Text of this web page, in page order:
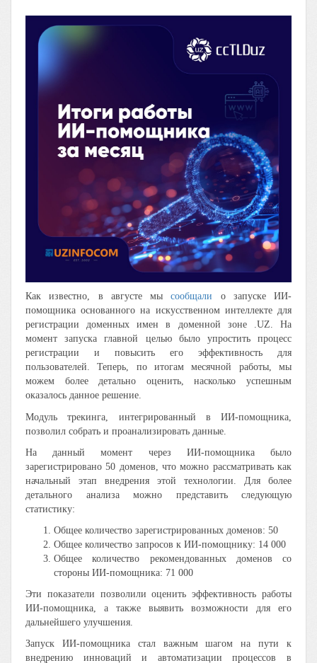
Как известно, в августе мысообщали о запуске ИИ-
помощника основанного на искусственном интеллекте для
регистрации доменных имен в доменной зоне .UZ. На
момент запуска главной целью было упростить процесс
регистрации и повысить его эффективность для
пользователей. Теперь, по итогам месячной работы, мы
можем более детально оценить, насколько успешным
оказалось данное решение.
Модуль трекинга, интегрированный в ИИ-помощника,
позволил собрать и проанализировать данные.
На данный момент через ИИ-помощника было
зарегистрировано 50 доменов, что можно рассматривать как
начальный этап внедрения этой технологии. Для более
детального анализа можно представить следующую
статистику:
Общее количество зарегистрированных доменов: 50
Общее количество запросов к ИИ-помощнику: 14 000
Общее количество рекомендованных доменов со
стороны ИИ-помощника: 71 000
Эти показатели позволили оценить эффективность работы
ИИ-помощника, а также выявить возможности для его
дальнейшего улучшения.
Запуск ИИ-помощника стал важным шагом на пути к
внедрению инноваций и автоматизации процессов в